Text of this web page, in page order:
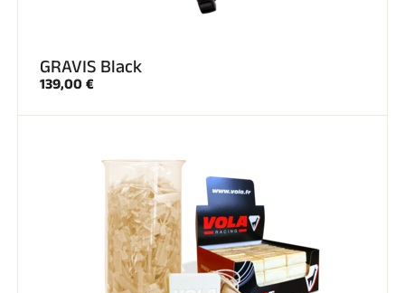
GRAVIS Black
139,00 €